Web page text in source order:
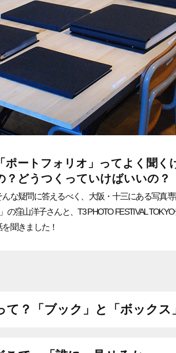
「ポートフォリオ」ってよく聞
？どうつくっていけばいいの？
んな疑問に答えるべく、大阪・十三にある写真
の窪山洋子さんと、T3 PHOTO FESTIVAL
を聞きました！
て？ 「ブック」と「ボックス